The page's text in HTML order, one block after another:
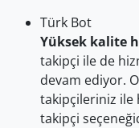
Türk Bot
Yüksek kalite
takipçi ile de
devam ediyor.
takipçileriniz ile
takipçi